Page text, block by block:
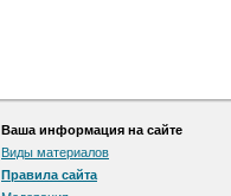
Ваша информация на сайте
Виды материалов
Правила сайта